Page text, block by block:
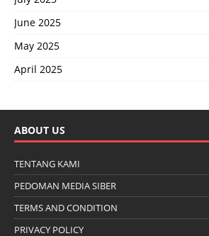
June 2025
May 2025
April 2025
ABOUT US
TENTANG KAMI
PEDOMAN MEDIA SIBER
TERMS AND CONDITION
PRIVACY POLICY